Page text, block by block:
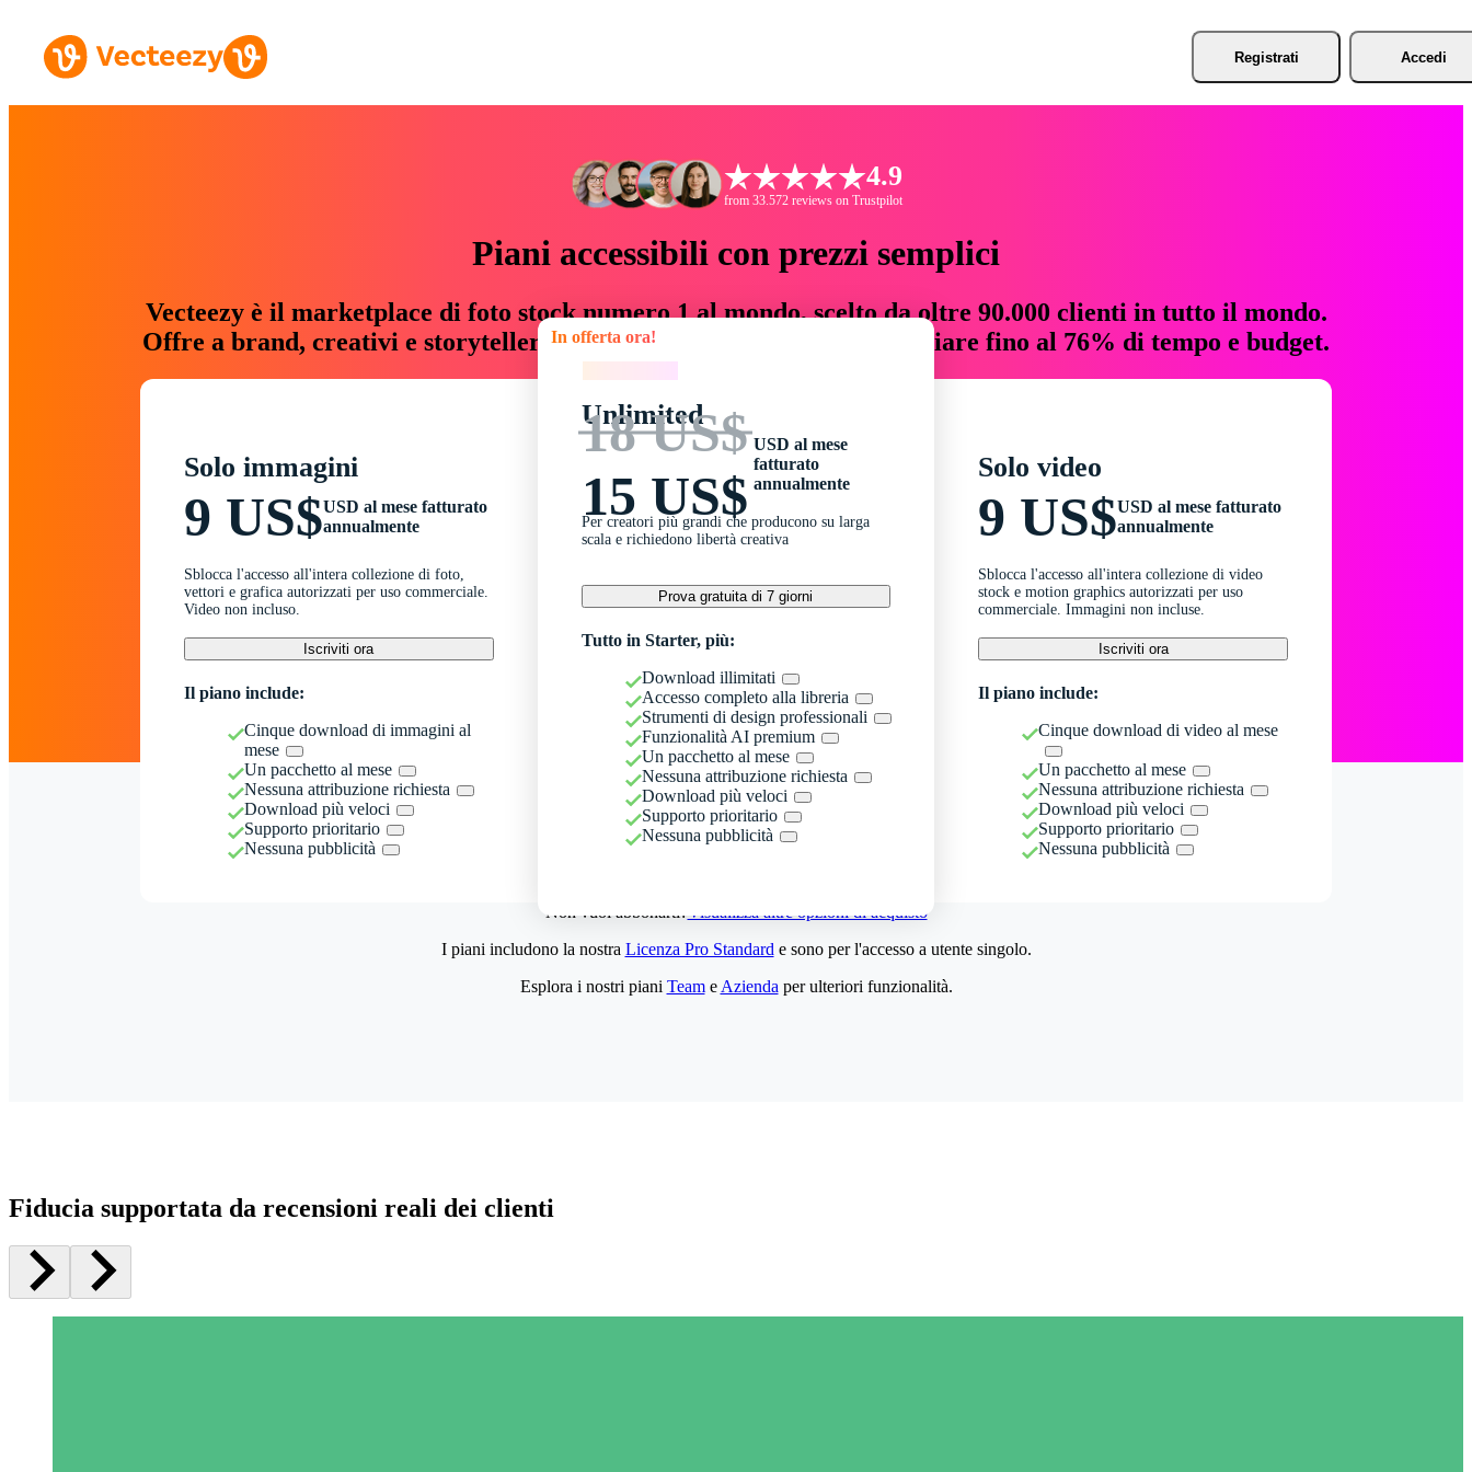
Registrati Accedi
4.9
from 33.572 reviews on Trustpilot
Piani accessibili con prezzi semplici
Vecteezy è il marketplace di foto stock numero 1 al mondo, scelto da oltre 90.000 clienti in tutto il mondo.
Offre a brand, creativi e storyteller risorse creative che fanno risparmiare fino al 76% di tempo e budget.
Solo immagini
9 US$USD al mese fatturato
annualmente
Sblocca l'accesso all'intera collezione di foto,
vettori e grafica autorizzati per uso commerciale.
Video non incluso.
Iscriviti ora
Il piano include:
Cinque download di immagini al
mese
Un pacchetto al mese
Nessuna attribuzione richiesta
Download più veloci
Supporto prioritario
Nessuna pubblicità
In offerta ora!
Unlimited
18 US$
15 US$
USD al mese
fatturato
annualmente
Per creatori più grandi che producono su larga
scala e richiedono libertà creativa
Prova gratuita di 7 giorni
Tutto in Starter, più:
Download illimitati
Accesso completo alla libreria
Strumenti di design professionali
Funzionalità AI premium
Un pacchetto al mese
Nessuna attribuzione richiesta
Download più veloci
Supporto prioritario
Nessuna pubblicità
Solo video
9 US$USD al mese fatturato
annualmente
Sblocca l'accesso all'intera collezione di video
stock e motion graphics autorizzati per uso
commerciale. Immagini non incluse.
Iscriviti ora
Il piano include:
Cinque download di video al mese
Un pacchetto al mese
Nessuna attribuzione richiesta
Download più veloci
Supporto prioritario
Nessuna pubblicità
Non vuoi abbonarti?Visualizza altre opzioni di acquisto
I piani includono la nostra Licenza Pro Standard e sono per l'accesso a utente singolo.
Esplora i nostri piani Teame Azienda per ulteriori funzionalità.
Fiducia supportata da recensioni reali dei clienti